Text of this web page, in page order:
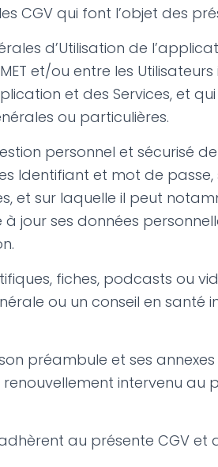
les CGV qui font l’objet des
d’Utilisation de
et/ou entre les
et des Services, et
ou particulières.
personnel et sécurisé de
Identifiant et mot de passe,
et sur laquelle il peut
jour ses données
fiches, podcasts ou
ou un conseil en santé
préambule et ses
intervenu au
au présente CGV et